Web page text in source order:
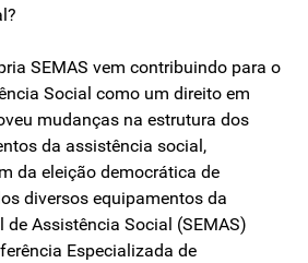
SEMAS vem contribuindo para o
Social como um direito em
mudanças na estrutura dos
da assistência social,
da eleição democrática de
diversos equipamentos da
Assistência Social (SEMAS)
Especializada de